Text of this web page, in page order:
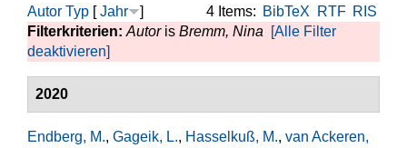
4 Items: BibTeX RTF RIS
Autor Typ [Jahr
]
Filterkriterien: Autoris Bremm, Nina
[Alle Filter
deaktivieren]
2020
Endberg, M., Gageik, L., Hasselkuß, M., van Ackeren,